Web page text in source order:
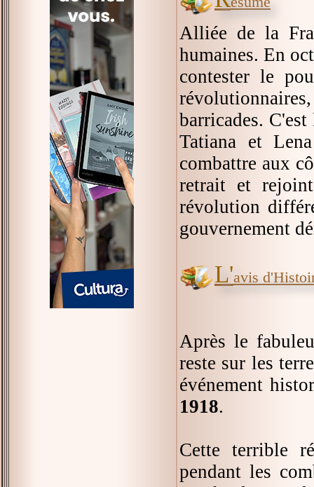
Alliée de la
humaines. En
contester le
barricades.
Tatiana et
combattre aux
retrait et
révolution
gouvernement
L'avis
Après le
reste sur les
événement
1918.
Cette terrible
pendant les